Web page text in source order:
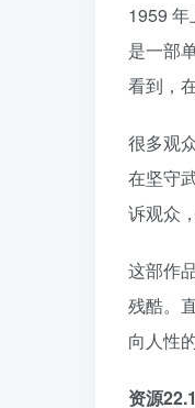
1959
是一部
看到，
很多观
在坚守
诉观众
这部作
残酷。
向人性
资源